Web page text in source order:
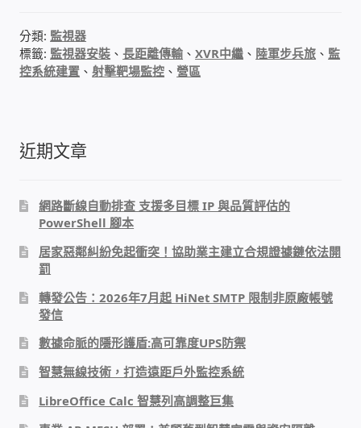
網路硬體設備
印表列印伺服器
VMware
網路 到府檢測 連線設定
光纖網路
TP-Link TAIWAN(普聯技術)
分類: 監視器
標籤: 監視器安裝 、長距離傳輸 、XVR中繼 、 陸軍步兵旅 、 監
控系統建置 、射擊靶場監控 、營區
近期文章
網路斷線自動排查 支援多目標 IP 與品質評估的
PowerShell 腳本
居家惡鄰糾紛免起衝突！協助業主建立合規證據鏈依法開
罰
轉發公告：2026年7月起 HiNet SMTP 限制非原廠帳號
發信
數據命脈的隱形護盾:高可靠度UPS防禦
智慧無線技術，打造遠距戶外監控系統
LibreOffice Calc 智慧列高調整巨集